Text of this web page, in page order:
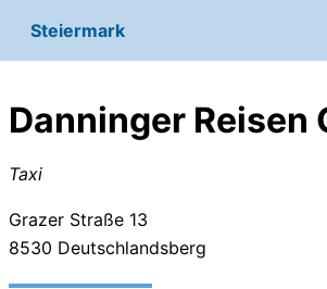
Steiermark
Danninger Reisen
Taxi
Grazer Straße 13
8530 Deutschlandsberg